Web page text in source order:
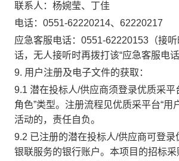
联系人：杨婉莹、丁佳
电话： 0551-62220214、62220217
应急客服电话： 0551-62220153（接
话，无人接听时再拨打该“应急客服电话
9. 用户注册及电子文件的获取：
9.1 潜在投标人/供应商须登录优质采
角色”类型。注册流程见优质采平台“
活动的，责任自负。
9.2 已注册的潜在投标人/供应商可登
银联服务的银行账户。本项目的招标